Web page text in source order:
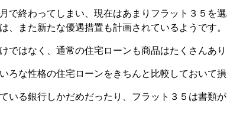
で終わってしまい、現在はあまりフラット３５を
、また新たな優遇措置も計画されているようです。
ではなく、通常の住宅ローンも商品はたくさんあ
ろな性格の住宅ローンをきちんと比較しておいて損
いる銀行しかだめだったり、フラット３５は書類